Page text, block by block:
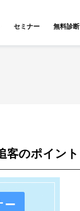
セミナー 無料診断
客のポイント